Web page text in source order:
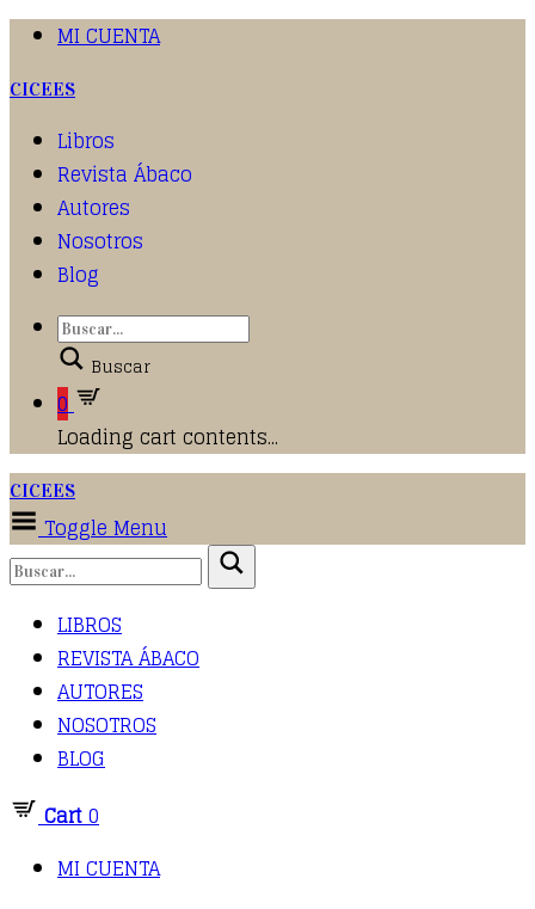
MI CUENTA
CICEES
Libros
Revista Ábaco
Autores
Nosotros
Blog
Buscar
0
Loading cart contents...
CICEES
Toggle Menu
LIBROS
REVISTA ÁBACO
AUTORES
NOSOTROS
BLOG
Cart0
MI CUENTA